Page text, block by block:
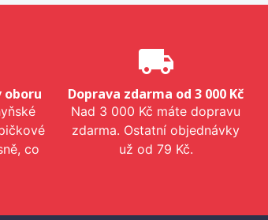
oboru
co
local_shipping
Doprava zdarma od 3 000 Kč
Nad 3 000 Kč máte dopravu
zdarma. Ostatní objednávky
už od 79 Kč.